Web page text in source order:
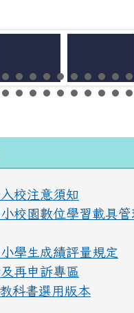
校注意須知
校園數位學習載具管
學生成績評量規定
再申訴專區
科書選用版本